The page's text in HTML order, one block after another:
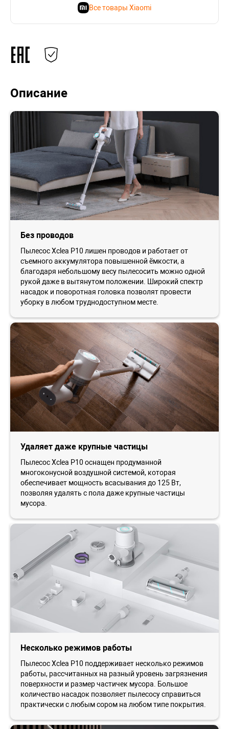
Все товары Xiaomi
Описание
Без проводов
Пылесос Xclea P10 лишен проводов и работает от
съемного аккумулятора повышенной ёмкости, а
благодаря небольшому весу пылесосить можно одной
рукой даже в вытянутом положении. Широкий спектр
насадок и поворотная головка позволят провести
уборку в любом труднодоступном месте.
Удаляет даже крупные частицы
Пылесос Xclea P10 оснащен продуманной
многоконусной воздушной системой, которая
обеспечивает мощность всасывания до 125 Вт,
позволяя удалять с пола даже крупные частицы
мусора.
Несколько режимов работы
Пылесос Xclea P10 поддерживает несколько режимов
работы, рассчитанных на разный уровень загрязнения
поверхности и размер частичек мусора. Большое
количество насадок позволяет пылесосу справиться
практически с любым сором на любом типе покрытия.